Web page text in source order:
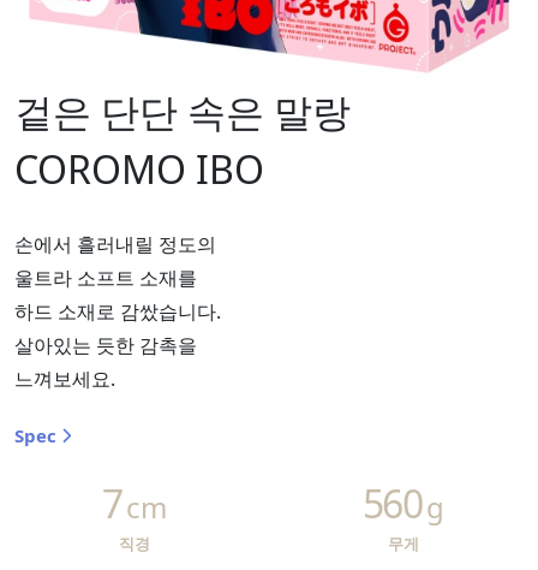
겉은 단단 속은 말랑
COROMO IBO
손에서 흘러내릴 정도의
울트라 소프트 소재를
하드 소재로 감쌌습니다.
살아있는 듯한 감촉을
느껴보세요.
Spec
직경
7cm
무게
560g